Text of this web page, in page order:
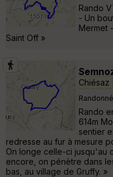
Rando
- Un
Mermet
Saint Off »
Chiésaz
Rando
614m
sentier
redresse au fur à mesure
On longe celle-ci jusqu'au
encore, on pénètre dans
bas, au village de Gruffy. »